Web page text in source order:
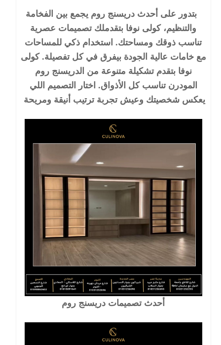
بتدور على أحدث دريسنج روم يجمع بين الفخامة
والتنظيم، كولى نوفا بتقدملك تصميمات عصرية
تناسب ذوقك ومساحتك. استخدام ذكي للمساحات
مع خامات عالية الجودة بيفرق في كل تفصيلة. كولى
نوفا بتقدم تشكيلة متنوعة من الدريسنج روم
المودرن تناسب كل الأذواق. اختار التصميم اللي
يعكس شخصيتك وعيش تجربة ترتيب أنيقة ومريحة
أحدث تصميمات دريسنج روم